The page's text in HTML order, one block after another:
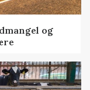
og